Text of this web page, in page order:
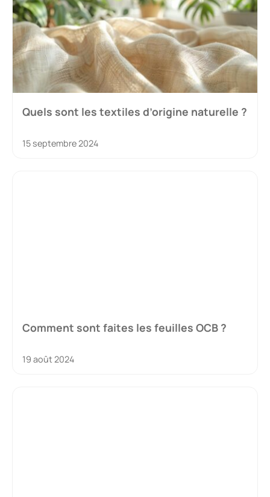
Quels sont les textiles d’origine naturelle ?
15 septembre 2024
Comment sont faites les feuilles OCB ?
19 août 2024